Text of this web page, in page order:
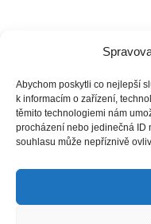
Abychom poskytli co nejlepší
k informacím o zařízení,
těmito technologiemi nám
procházení nebo jedinečná ID
souhlasu může nepříznivě